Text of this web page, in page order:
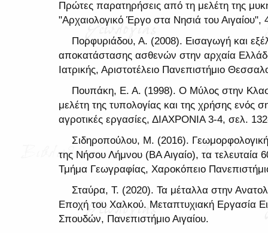
Πρώτες παρατηρήσεις από τη μελέτη της
"Αρχαιολογικό Έργο στα Νησιά του Αιγαίου",
Πορφυριάδου, Α. (2008). Εισαγωγή και
αποκατάστασης ασθενών στην αρχαία
Ιατρικής, Αριστοτέλειο Πανεπιστήμιο
Πουπάκη, Ε. Α. (1998). Ο Μύλος στην
μελέτη της τυπολογίας και της χρήσης ενός
αγροτικές εργασίες, ΔΙΑΧΡΟΝΙΑ 3-4, σελ.
Σιδηροπούλου, Μ. (2016). Γεωμορφολογική
της Νήσου Λήμνου (ΒΑ Αιγαίο), τα τελευταία
Τμήμα Γεωγραφίας, Χαροκόπειο
Σταύρα, Τ. (2020). Τα μέταλλα στην
Εποχή του Χαλκού. Μεταπτυχιακή Εργασία
Σπουδών, Πανεπιστήμιο Αιγαίου.